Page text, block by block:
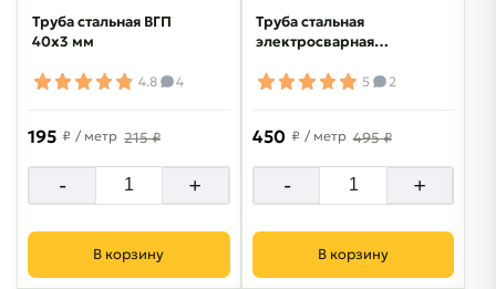
Труба стальная ВГП
40х3 мм
4.8 4
195 ₽ / метр 215 ₽
- +
В корзину
Труба стальная
электросварная
5 2
450 ₽ / метр 495 ₽
- +
В корзину